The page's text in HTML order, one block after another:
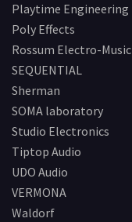
Playtime Engineering
Poly Effects
Rossum Electro-Music
SEQUENTIAL
Sherman
SOMA laboratory
Studio Electronics
Tiptop Audio
UDO Audio
VERMONA
Waldorf